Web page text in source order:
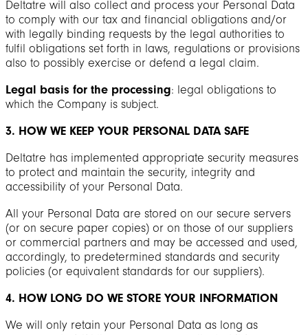
Deltatre will also collect and process your Personal Data
to comply with our tax and financial obligations and/or
with legally binding requests by the legal authorities to
fulfil obligations set forth in laws, regulations or provisions
also to possibly exercise or defend a legal claim.
Legal basis for the processing: legal obligations to
which the Company is subject.
3. HOW WE KEEP YOUR PERSONAL DATA SAFE
Deltatre has implemented appropriate security measures
to protect and maintain the security, integrity and
accessibility of your Personal Data.
All your Personal Data are stored on our secure servers
(or on secure paper copies) or on those of our suppliers
or commercial partners and may be accessed and used,
accordingly, to predetermined standards and security
policies (or equivalent standards for our suppliers).
4. HOW LONG DO WE STORE YOUR INFORMATION
We will only retain your Personal Data as long as